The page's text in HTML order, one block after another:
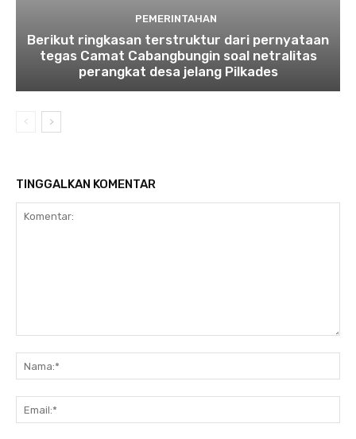
PEMERINTAHAN
Berikut ringkasan terstruktur dari pernyataan
tegas Camat Cabangbungin soal netralitas
perangkat desa jelang Pilkades
TINGGALKAN KOMENTAR